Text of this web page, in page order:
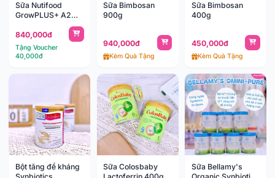
Sữa Nutifood
GrowPLUS+ A2
beta casein 800g
840,000đ
Tặng Voucher
40,000đ
Sữa Bimbosan
900g
940,000đ
Kèm Quà Tặng
Sữa Bimbosan
400g
450,000đ
Kèm Quà Tặng
Bột tăng đề kháng
Synbiotics
Sữa Colosbaby
Lactoferrin 400g
Sữa Bellamy's
Organic Synbiotic